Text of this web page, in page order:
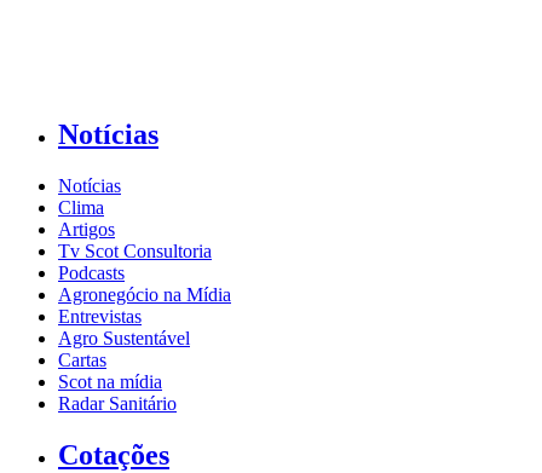
Notícias
Notícias
Clima
Artigos
Tv Scot Consultoria
Podcasts
Agronegócio na Mídia
Entrevistas
Agro Sustentável
Cartas
Scot na mídia
Radar Sanitário
Cotações